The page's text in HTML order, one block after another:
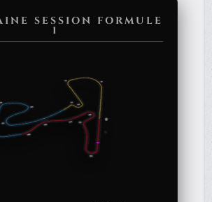
SESSION FORMULE
1